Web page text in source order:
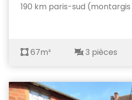
190 km paris-sud (montargis
67m² 3 pièces